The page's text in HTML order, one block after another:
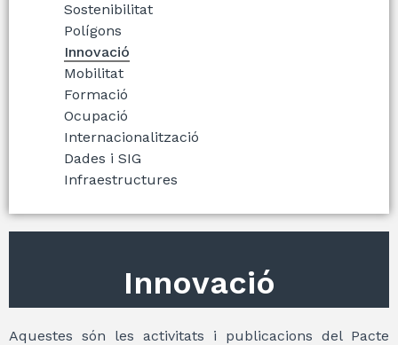
Sostenibilitat
Polígons
Innovació
Mobilitat
Formació
Ocupació
Internacionalització
Dades i SIG
Infraestructures
Innovació
Aquestes són les activitats i publicacions del Pacte